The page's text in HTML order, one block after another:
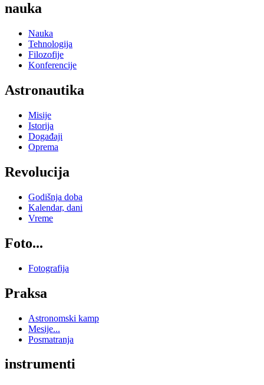
nauka
Nauka
Tehnologija
Filozofije
Konferencije
Astronautika
Misije
Istorija
Događaji
Oprema
Revolucija
Godišnja doba
Kalendar, dani
Vreme
Foto...
Fotografija
Praksa
Astronomski kamp
Mesije...
Posmatranja
instrumenti